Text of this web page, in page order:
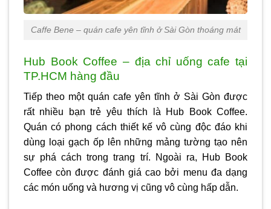
Caffe Bene – quán cafe yên tĩnh ở Sài Gòn thoáng mát
Hub Book Coffee – địa chỉ uống cafe tại
TP.HCM hàng đầu
Tiếp theo một quán cafe yên tĩnh ở Sài Gòn được
rất nhiều bạn trẻ yêu thích là Hub Book Coffee.
Quán có phong cách thiết kế vô cùng độc đáo khi
dùng loại gạch ốp lên những mảng tường tạo nên
sự phá cách trong trang trí. Ngoài ra, Hub Book
Coffee còn được đánh giá cao bởi menu đa dạng
các món uống và hương vị cũng vô cùng hấp dẫn.